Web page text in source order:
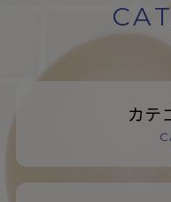
カテ